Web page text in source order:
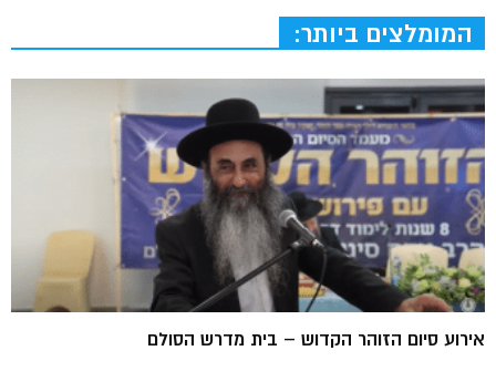
המומלצים ביותר:
אירוע סיום הזוהר הקדוש – בית מדרש הסולם